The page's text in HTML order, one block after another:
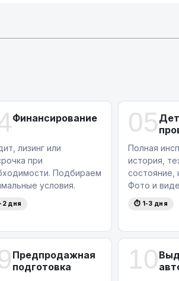
Финансирование
лизинг или
при
Подбираем
условия.
дня
05
Полная
история,
состояние,
Фото и
⏱ 1-3 дня
Предпродажная
подготовка
10